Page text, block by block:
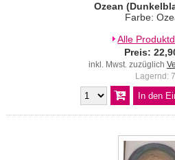
Ozean
Farbe:
Alle
Preis:
inkl. Mwst. zuzüglich
Lagernd: 7